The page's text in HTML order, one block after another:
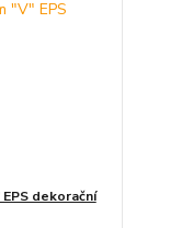
dekorační